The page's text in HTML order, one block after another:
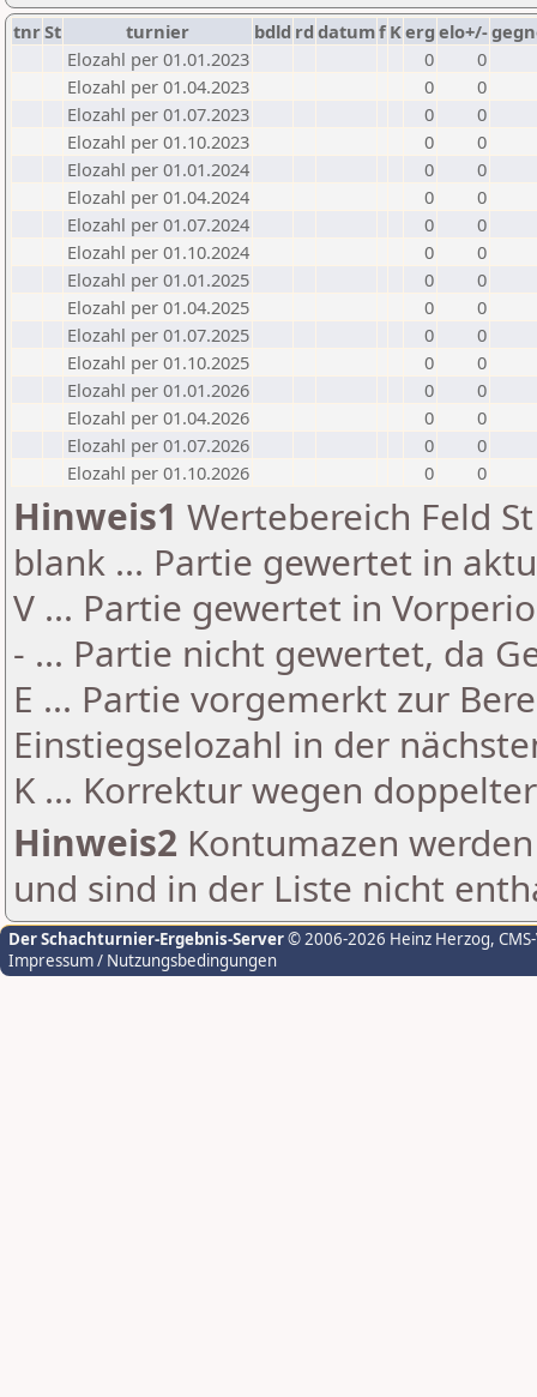
tnrSt turnier bdld rd datumf Kerg elo+/-
Elozahl per 01.01.2023
0
0
Elozahl per 01.04.2023
0
0
Elozahl per 01.07.2023
0
0
Elozahl per 01.10.2023
0
0
Elozahl per 01.01.2024
0
0
Elozahl per 01.04.2024
0
0
Elozahl per 01.07.2024
0
0
Elozahl per 01.10.2024
0
0
Elozahl per 01.01.2025
0
0
Elozahl per 01.04.2025
0
0
Elozahl per 01.07.2025
0
0
Elozahl per 01.10.2025
0
0
Elozahl per 01.01.2026
0
0
Elozahl per 01.04.2026
0
0
Elozahl per 01.07.2026
0
0
Elozahl per 01.10.2026
0 0
Hinweis1 Wertebereich Feld
blank ... Partie gewertet in
V ... Partie gewertet in
- ... Partie nicht gewertet, da
E ... Partie vorgemerkt zur
Einstiegselozahl in der
K ... Korrektur wegen
Hinweis2 Kontumazen
und sind in der Liste nicht
Der Schachturnier-Ergebnis-Server© 2006-2026 Heinz Herzog,
Impressum / Nutzungsbedingungen